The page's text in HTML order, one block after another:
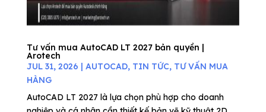
Tư vấn mua AutoCAD LT 2027 bản quyền |
Arotech
JUL 31, 2026 | AUTOCAD, TIN TỨC, TƯ VẤN MUA
HÀNG
AutoCAD LT 2027 là lựa chọn phù hợp cho doanh